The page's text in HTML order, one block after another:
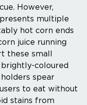
However,
multiple
hot corn ends
juice running
these small
coloured
spear
to eat without
stains from